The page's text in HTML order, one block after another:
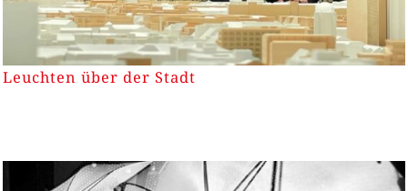
Leuchten über der Stadt